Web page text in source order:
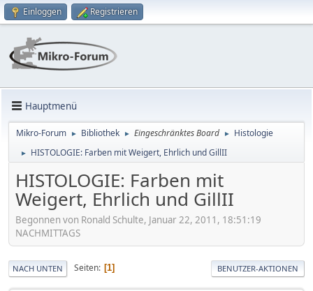
Einloggen Registrieren
Hauptmenü
Mikro-Forum ► Bibliothek ► Eingeschränktes Board ► Histologie
► HISTOLOGIE: Farben mit Weigert, Ehrlich und GillII
HISTOLOGIE: Farben mit
Weigert, Ehrlich und GillII
Begonnen von Ronald Schulte, Januar 22, 2011, 18:51:19
NACHMITTAGS
NACH UNTEN Seiten 1 BENUTZER-AKTIONEN